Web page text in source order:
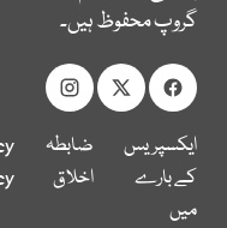
گروپ محفوظ ہیں۔
ایکسپریس
کے بارے
میں
ضابطہ
اخلاق